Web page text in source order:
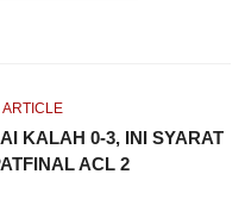
ARTICLE
KALAH 0-3, INI SYARAT
ACL 2